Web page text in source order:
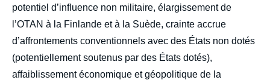
potentiel d’influence non militaire, élargissement de
l’OTAN à la Finlande et à la Suède, crainte accrue
d’affrontements conventionnels avec des États non dotés
(potentiellement soutenus par des États dotés),
affaiblissement économique et géopolitique de la